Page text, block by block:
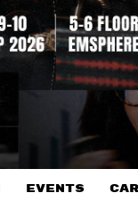
EVENTS